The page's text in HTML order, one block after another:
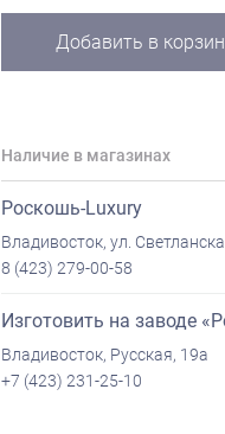
Добавить в
Наличие в магазинах
Роскошь-Luxury
Владивосток, ул.
8 (423) 279-00-58
Изготовить на заводе
Владивосток, Русская, 19а
+7 (423) 231-25-10